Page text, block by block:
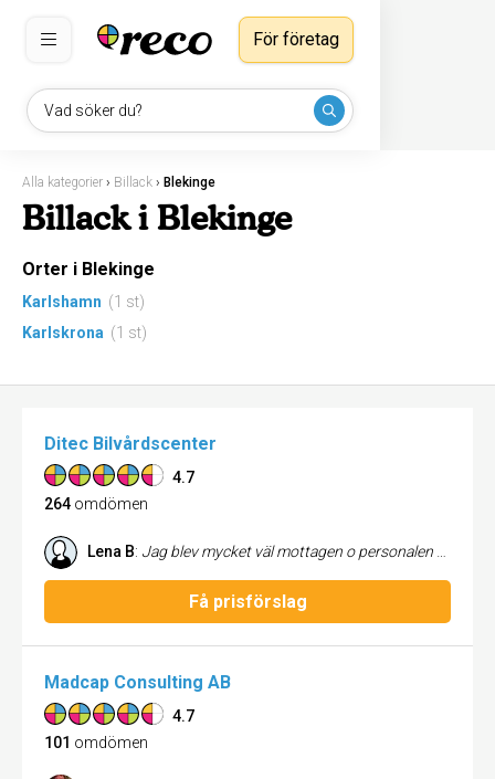
Vad söker du?
För företag
Alla kategorier › Billack › Blekinge
Billack i Blekinge
Orter i Blekinge
Karlshamn (1 st)
Karlskrona (1 st)
Ditec Bilvårdscenter
4.7
264 omdömen
Lena B: Jag blev mycket väl mottagen o personalen gjorde ett fantastiskt jobb med bilen. Känns som ny flera veckor efter besöket. Mvh Lena Bremgård
Få prisförslag
Madcap Consulting AB
4.7
101 omdömen